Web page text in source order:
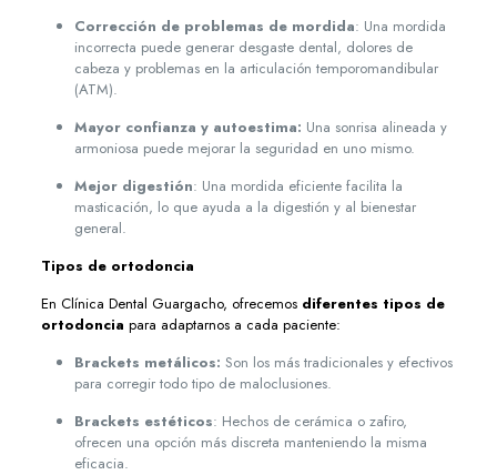
Corrección de problemas de mordida: Una mordida
incorrecta puede generar desgaste dental, dolores de
cabeza y problemas en la articulación temporomandibular
(ATM).
Mayor confianza y autoestima: Una sonrisa alineada y
armoniosa puede mejorar la seguridad en uno mismo.
Mejor digestión: Una mordida eficiente facilita la
masticación, lo que ayuda a la digestión y al bienestar
general.
Tipos de ortodoncia
En Clínica Dental Guargacho, ofrecemos diferentes tipos de
ortodoncia para adaptarnos a cada paciente:
Brackets metálicos: Son los más tradicionales y efectivos
para corregir todo tipo de maloclusiones.
Brackets estéticos: Hechos de cerámica o zafiro,
ofrecen una opción más discreta manteniendo la misma
eficacia.